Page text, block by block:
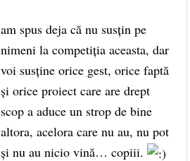
am spus deja că nu susţin pe
nimeni la competiţia aceasta, dar
voi susţine orice gest, orice faptă
şi orice proiect care are drept
scop a aduce un strop de bine
altora, acelora care nu au, nu pot
şi nu au nicio vină… copiii.